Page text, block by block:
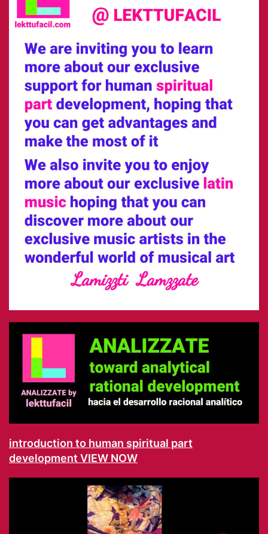
introduction to human spiritual part
development VIEW NOW